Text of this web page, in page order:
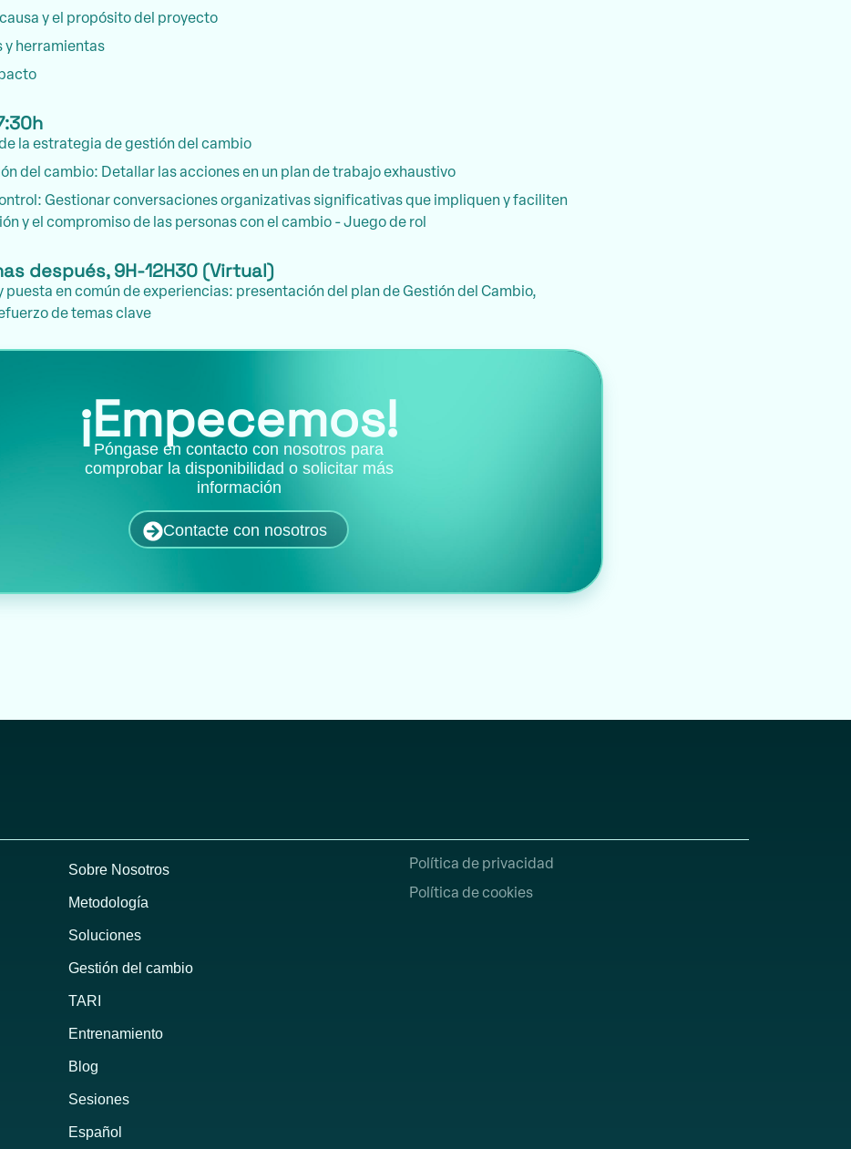
y el propósito del proyecto
y herramientas
la estrategia de gestión del cambio
del cambio: Detallar las acciones en un plan de trabajo exhaustivo
Gestionar conversaciones organizativas significativas que impliquen y faciliten
y el compromiso de las personas con el cambio - Juego de rol
después, 9H-12H30 (Virtual)
puesta en común de experiencias: presentación del plan de Gestión del Cambio,
de temas clave
¡Empecemos!
Póngase en contacto con nosotros para
comprobar la disponibilidad o solicitar más
información
Contacte con nosotros
Sobre Nosotros
Metodología
Soluciones
Gestión del cambio
TARI
Entrenamiento
Blog
Sesiones
Español
Política de privacidad
Política de cookies